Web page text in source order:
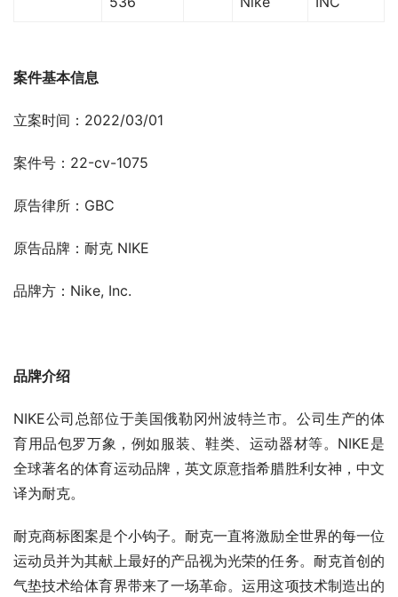
案件基本信息
立案时间：2022/03/01
案件号：22-cv-1075
原告律所：GBC
原告品牌：耐克 NIKE
品牌方：Nike, Inc.
品牌介绍
NIKE公司总部位于美国俄勒冈州波特兰市。公司生产的体
育用品包罗万象，例如服装、鞋类、运动器材等。NIKE是
全球著名的体育运动品牌，英文原意指希腊胜利女神，中文
译为耐克。
耐克商标图案是个小钩子。耐克一直将激励全世界的每一位
运动员并为其献上最好的产品视为光荣的任务。耐克首创的
气垫技术给体育界带来了一场革命。运用这项技术制造出的